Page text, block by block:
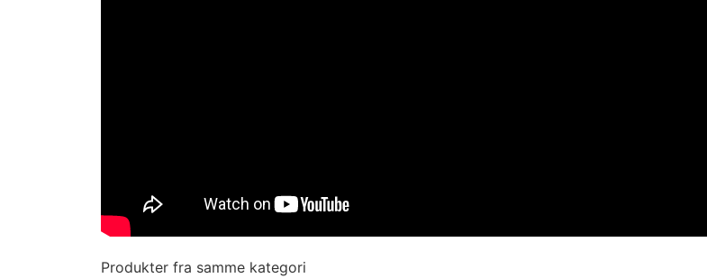
Produkter fra samme kategori